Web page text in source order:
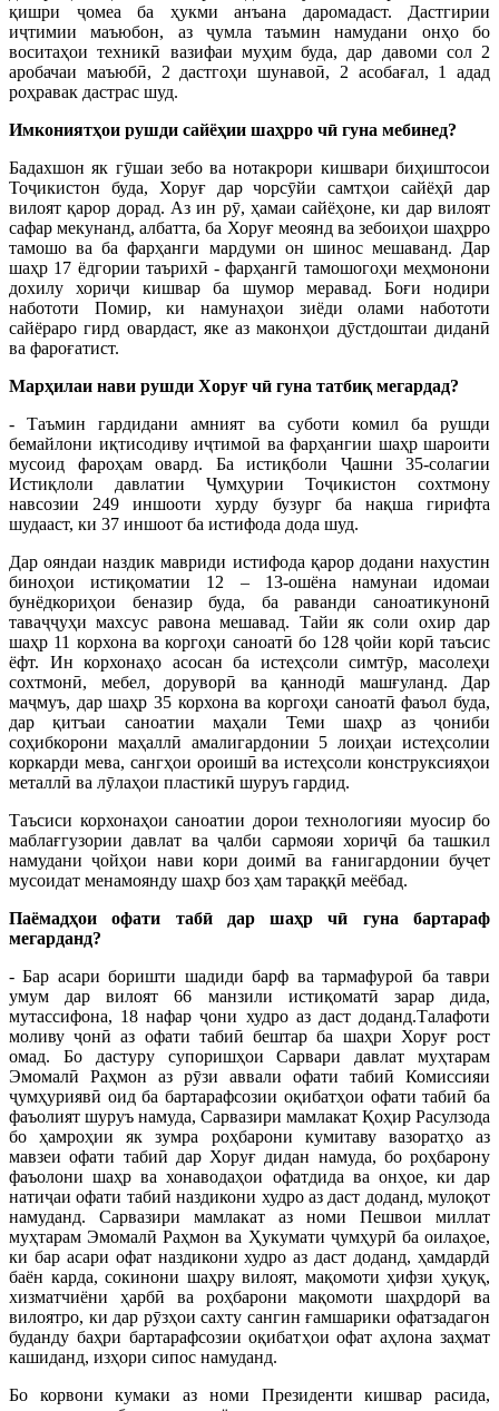
қишри ҷомеа ба ҳукми анъана даромадаст. Дастгирии
иҷтимии маъюбон, аз ҷумла таъмин намудани онҳо бо
воситаҳои техникӣ вазифаи муҳим буда, дар давоми сол 2
аробачаи маъюбӣ, 2 дастгоҳи шунавоӣ, 2 асобағал, 1 адад
роҳравак дастрас шуд.
Имкониятҳои рушди сайёҳии шаҳрро чӣ гуна мебинед?
Бадахшон як гӯшаи зебо ва нотакрори кишвари биҳиштосои
Тоҷикистон буда, Хоруғ дар чорсӯйи самтҳои сайёҳӣ дар
вилоят қарор дорад. Аз ин рӯ, ҳамаи сайёҳоне, ки дар вилоят
сафар мекунанд, албатта, ба Хоруғ меоянд ва зебоиҳои шаҳрро
тамошо ва ба фарҳанги мардуми он шинос мешаванд. Дар
шаҳр 17 ёдгории таърихӣ - фарҳангӣ тамошогоҳи меҳмонони
дохилу хориҷи кишвар ба шумор меравад. Боғи нодири
набототи Помир, ки намунаҳои зиёди олами набототи
сайёраро гирд овардаст, яке аз маконҳои дӯстдоштаи диданӣ
ва фароғатист.
Марҳилаи нави рушди Хоруғ чӣ гуна татбиқ мегардад?
- Таъмин гардидани амният ва суботи комил ба рушди
бемайлони иқтисодиву иҷтимоӣ ва фарҳангии шаҳр шароити
мусоид фароҳам овард. Ба истиқболи Ҷашни 35-солагии
Истиқлоли давлатии Ҷумҳурии Тоҷикистон сохтмону
навсозии 249 иншооти хурду бузург ба нақша гирифта
шудааст, ки 37 иншоот ба истифода дода шуд.
Дар ояндаи наздик мавриди истифода қарор додани нахустин
биноҳои истиқоматии 12 – 13-ошёна намунаи идомаи
бунёдкориҳои беназир буда, ба раванди саноатикунонӣ
таваҷҷуҳи махсус равона мешавад. Тайи як соли охир дар
шаҳр 11 корхона ва коргоҳи саноатӣ бо 128 ҷойи корӣ таъсис
ёфт. Ин корхонаҳо асосан ба истеҳсоли симтӯр, масолеҳи
сохтмонӣ, мебел, доруворӣ ва қаннодӣ машғуланд. Дар
маҷмуъ, дар шаҳр 35 корхона ва коргоҳи саноатӣ фаъол буда,
дар қитъаи саноатии маҳали Теми шаҳр аз ҷониби
соҳибкорони маҳаллӣ амалигардонии 5 лоиҳаи истеҳсолии
коркарди мева, сангҳои ороишӣ ва истеҳсоли конструксияҳои
металлӣ ва лӯлаҳои пластикӣ шуруъ гардид.
Таъсиси корхонаҳои саноатии дорои технологияи муосир бо
маблағгузории давлат ва ҷалби сармояи хориҷӣ ба ташкил
намудани ҷойҳои нави кори доимӣ ва ғанигардонии буҷет
мусоидат менамоянду шаҳр боз ҳам тараққӣ меёбад.
Паёмадҳои офати табӣ дар шаҳр чӣ гуна бартараф
мегарданд?
- Бар асари боришти шадиди барф ва тармафуроӣ ба таври
умум дар вилоят 66 манзили истиқоматӣ зарар дида,
мутассифона, 18 нафар ҷони худро аз даст доданд.Талафоти
моливу ҷонӣ аз офати табиӣ бештар ба шаҳри Хоруғ рост
омад. Бо дастуру супоришҳои Сарвари давлат муҳтарам
Эмомалӣ Раҳмон аз рӯзи аввали офати табиӣ Комиссияи
ҷумҳуриявӣ оид ба бартарафсозии оқибатҳои офати табиӣ ба
фаъолият шуруъ намуда, Сарвазири мамлакат Қоҳир Расулзода
бо ҳамроҳии як зумра роҳбарони кумитаву вазоратҳо аз
мавзеи офати табиӣ дар Хоруғ дидан намуда, бо роҳбарону
фаъолони шаҳр ва хонаводаҳои офатдида ва онҳое, ки дар
натиҷаи офати табиӣ наздикони худро аз даст доданд, мулоқот
намуданд. Сарвазири мамлакат аз номи Пешвои миллат
муҳтарам Эмомалӣ Раҳмон ва Ҳукумати ҷумҳурӣ ба оилаҳое,
ки бар асари офат наздикони худро аз даст доданд, ҳамдардӣ
баён карда, сокинони шаҳру вилоят, мақомоти ҳифзи ҳуқуқ,
хизматчиёни ҳарбӣ ва роҳбарони мақомоти шаҳрдорӣ ва
вилоятро, ки дар рӯзҳои сахту сангин ғамшарики офатзадагон
буданду баҳри бартарафсозии оқибатҳои офат аҳлона заҳмат
кашиданд, изҳори сипос намуданд.
Бо корвони кумаки аз номи Президенти кишвар расида,